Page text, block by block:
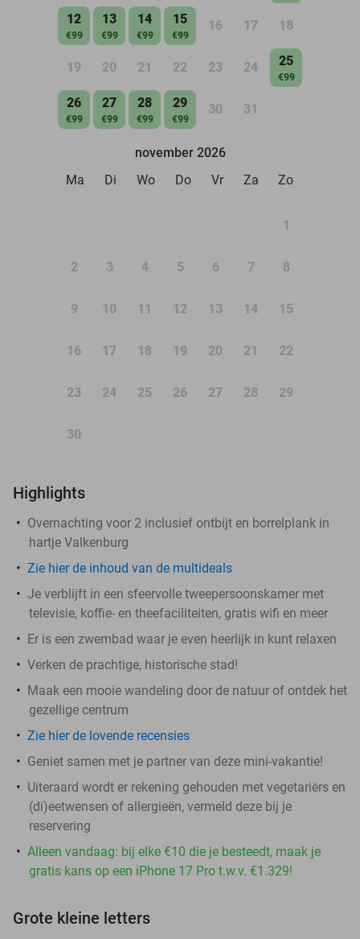
12
€99
13
€99
14
€99
15
€99
16 17 18
19 20 21 22 23 24 25
€99
26
€99
27
€99
28
€99
29
€99
30 31
november 2026
Ma
Di Wo Do Vr Za Zo
1
2 3 4 5 6 7 8
9 10 11 12 13 14 15
16 17 18 19 20 21 22
23 24 25 26 27 28 29
30
Highlights
Overnachting voor 2 inclusief ontbijt en borrelplank in
hartje Valkenburg
Zie hier de inhoud van de multideals
Je verblijft in een sfeervolle tweepersoonskamer met
televisie, koffie- en theefaciliteiten, gratis wifi en meer
Er is een zwembad waar je even heerlijk in kunt relaxen
Verken de prachtige, historische stad!
Maak een mooie wandeling door de natuur of ontdek het
gezellige centrum
Zie hier de lovende recensies
Geniet samen met je partner van deze mini-vakantie!
Uiteraard wordt er rekening gehouden met vegetariërs en
(di)eetwensen of allergieën, vermeld deze bij je
reservering
Alleen vandaag: bij elke €10 die je besteedt, maak je
gratis kans op een iPhone 17 Pro t.w.v. €1.329!
Grote kleine letters